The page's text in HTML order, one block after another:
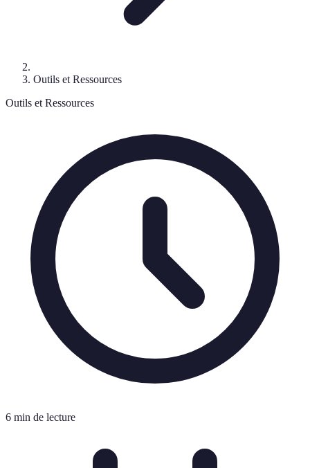
Outils et Ressources
Outils et Ressources
6 min de lecture